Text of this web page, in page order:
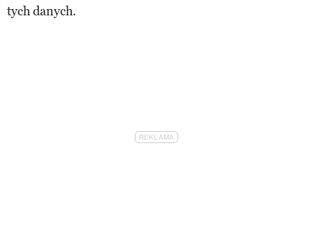
tych danych.